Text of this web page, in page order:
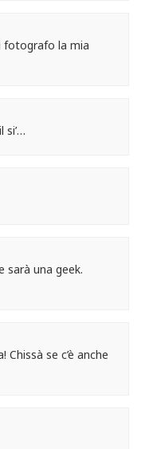
fotografo la mia
si’…
sarà una geek.
se c’è anche